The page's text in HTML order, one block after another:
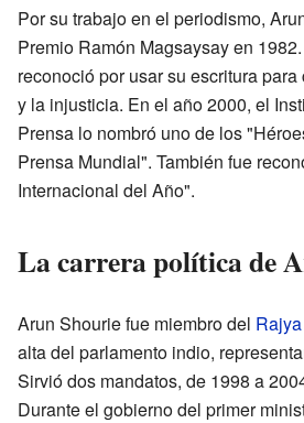
Por su trabajo en el periodismo,
Premio Ramón Magsaysay en
reconoció por usar su escritura
y la injusticia. En el año 2000, el
Prensa lo nombró uno de los
Prensa Mundial". También fue
Internacional del Año".
La carrera política de
Arun Shourie fue miembro del
alta del parlamento indio,
Sirvió dos mandatos, de 1998 a
Durante el gobierno del primer